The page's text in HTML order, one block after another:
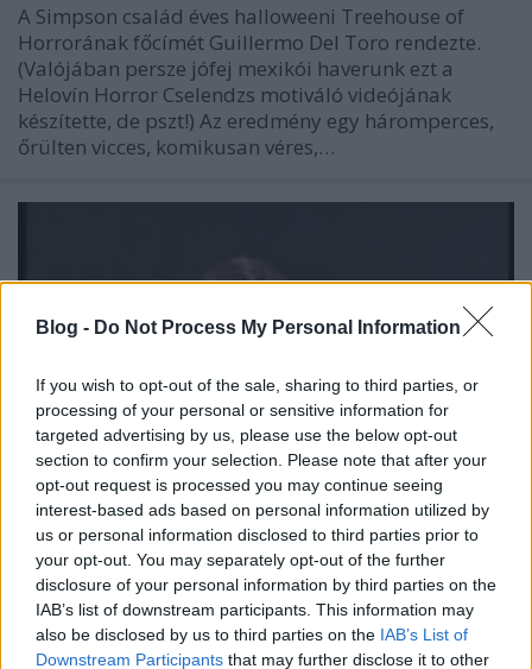
Blog - Do Not Process My Personal Information
If you wish to opt-out of the sale, sharing to third parties, or
processing of your personal or sensitive information for
targeted advertising by us, please use the below opt-out
section to confirm your selection. Please note that after your
opt-out request is processed you may continue seeing
interest-based ads based on personal information utilized by
us or personal information disclosed to third parties prior to
your opt-out. You may separately opt-out of the further
disclosure of your personal information by third parties on the
IAB’s list of downstream participants. This information may
also be disclosed by us to third parties on the IAB’s List of
Downstream Participants that may further disclose it to other
A Simpson család éves halloweeni Treehouse of
Horrorának főcímét Guillermo Del Toro rendezte.
(Valójában persze jófej mexikói haverunk ezt a
Helovín Horror Cselendzs motiváló videójának
készítette, de pszt!) Az eredmény egy háromperces,
őrülten vicces, komikusan véres,…
Vico előzetesek!
Geekblog•2013. április 27.